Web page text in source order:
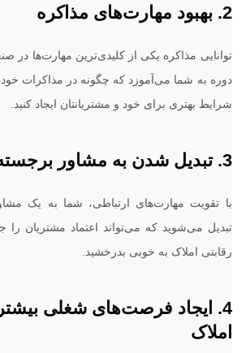
2. بهبود مهارت‌های مذاکره
توانایی مذاکره یکی از کلیدی‌ترین مهارت‌ها در
دوره به شما می‌آموزد که چگونه در مذاکرات
شرایط بهتری برای خود و مشتریانتان ایجاد کنید.
3. تبدیل شدن به مشاور برجسته در املاک
با تقویت مهارت‌های ارتباطی، شما به یک
تبدیل می‌شوید که می‌تواند اعتماد مشتریان را
رقابتی املاک به خوبی بدرخشید.
4. ایجاد فرصت‌های شغلی بیشتر
املاک